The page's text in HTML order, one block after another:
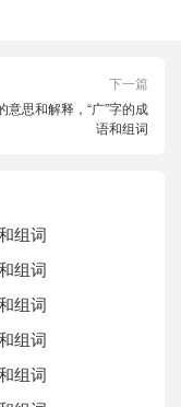
下一篇
意思和解释，“广”字的成
语和组词
组词
组词
组词
组词
组词